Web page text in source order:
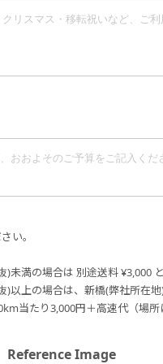
い。
未満の場合は 別途送料 ¥3,000 と
)以上の場合は、新橋(弊社所在
当たり3,000円＋高速代（場所
Reference Image